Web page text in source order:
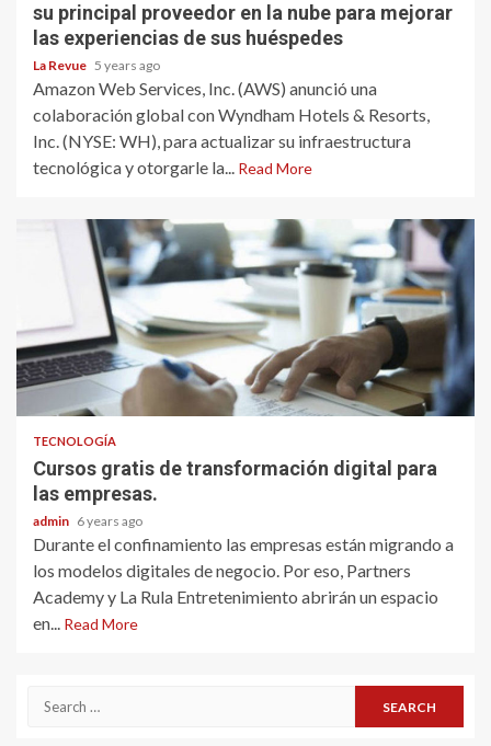
su principal proveedor en la nube para mejorar
las experiencias de sus huéspedes
La Revue 5 years ago
Amazon Web Services, Inc. (AWS) anunció una
colaboración global con Wyndham Hotels & Resorts,
Inc. (NYSE: WH), para actualizar su infraestructura
tecnológica y otorgarle la... Read More
TECNOLOGÍA
Cursos gratis de transformación digital para
las empresas.
admin 6 years ago
Durante el confinamiento las empresas están migrando a
los modelos digitales de negocio. Por eso, Partners
Academy y La Rula Entretenimiento abrirán un espacio
en... Read More
Search